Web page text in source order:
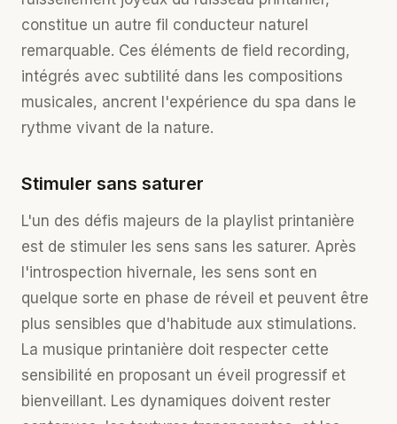
constitue un autre fil conducteur naturel
remarquable. Ces éléments de field recording,
intégrés avec subtilité dans les compositions
musicales, ancrent l'expérience du spa dans le
rythme vivant de la nature.
Stimuler sans saturer
L'un des défis majeurs de la playlist printanière
est de stimuler les sens sans les saturer. Après
l'introspection hivernale, les sens sont en
quelque sorte en phase de réveil et peuvent être
plus sensibles que d'habitude aux stimulations.
La musique printanière doit respecter cette
sensibilité en proposant un éveil progressif et
bienveillant. Les dynamiques doivent rester